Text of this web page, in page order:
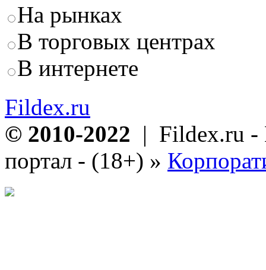
На рынках
В торговых центрах
В интернете
Fildex.ru
© 2010-2022 | Fildex.ru -
портал - (18+) »